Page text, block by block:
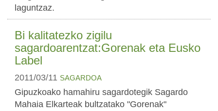
laguntzaz.
Bi kalitatezko zigilu
sagardoarentzat:Gorenak eta Eusko
Label
2011/03/11 SAGARDOA
Gipuzkoako hamahiru sagardotegik Sagardo
Mahaia Elkarteak bultzatako "Gorenak"